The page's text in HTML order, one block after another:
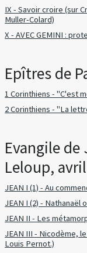
IX - Savoir croire (sur
Muller-Colard)
X - AVEC GEMINI :
Epîtres de
1 Corinthiens - "C'est
2 Corinthiens - "La
Evangile de
Leloup,
JEAN I (1) - Au
JEAN I (2) - Nathanaël
JEAN II - Les
JEAN III - Nicodème,
Louis Pernot.)